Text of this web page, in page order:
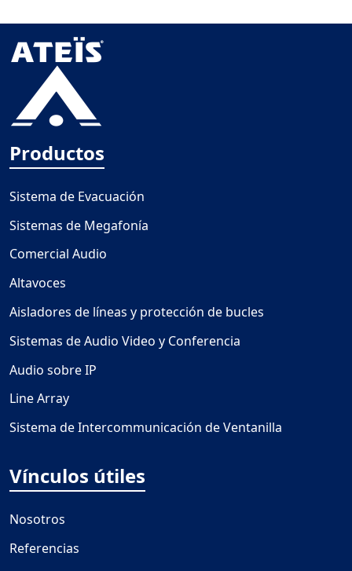
Productos
Sistema de Evacuación
Sistemas de Megafonía
Comercial Audio
Altavoces
Aisladores de líneas y protección de bucles
Sistemas de Audio Video y Conferencia
Audio sobre IP
Line Array
Sistema de Intercommunicación de Ventanilla
Vínculos útiles
Nosotros
Referencias